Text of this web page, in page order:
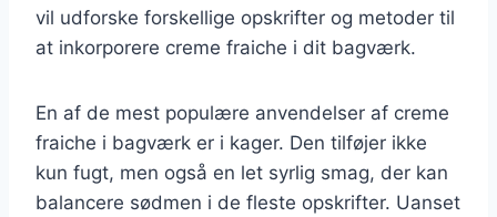
vil udforske forskellige opskrifter og metoder til
at inkorporere creme fraiche i dit bagværk.
En af de mest populære anvendelser af creme
fraiche i bagværk er i kager. Den tilføjer ikke
kun fugt, men også en let syrlig smag, der kan
balancere sødmen i de fleste opskrifter. Uanset